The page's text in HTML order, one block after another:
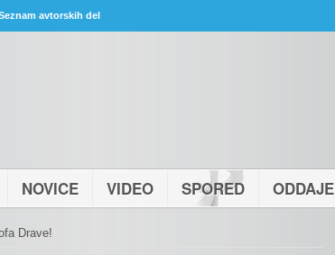
avtorskih del
NOVICE VIDEO SPORED ODDAJE
Drave!